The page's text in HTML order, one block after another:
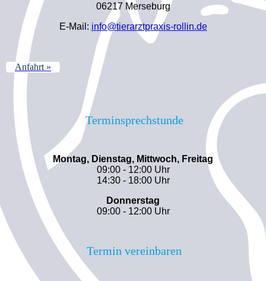
06217 Merseburg
E-Mail: info@tierarztpraxis-rollin.de
Anfahrt »
Terminsprechstunde
Montag, Dienstag, Mittwoch, Freitag
09:00 - 12:00 Uhr
14:30 - 18:00 Uhr
Donnerstag
09:00 - 12:00 Uhr
Termin vereinbaren